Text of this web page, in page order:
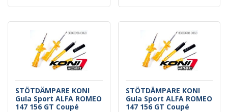
STÖTDÄMPARE KONI
Gula Sport ALFA ROMEO
147 156 GT Coupé
STÖTDÄMPARE KONI
Gula Sport ALFA ROMEO
147 156 GT Coupé